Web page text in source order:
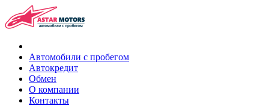
Автомобили с пробегом
Автокредит
Обмен
О компании
Контакты